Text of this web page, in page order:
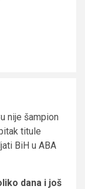
nije šampion
titule
BiH u ABA
dana i još